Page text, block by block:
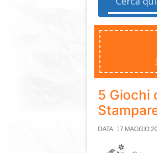
5 Giochi
DATA: 17 MAGGIO